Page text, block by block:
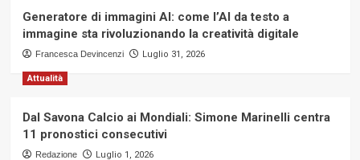
Generatore di immagini AI: come l’AI da testo a
immagine sta rivoluzionando la creatività digitale
Francesca Devincenzi Luglio 31, 2026
Attualità
Dal Savona Calcio ai Mondiali: Simone Marinelli centra
11 pronostici consecutivi
Redazione Luglio 1, 2026